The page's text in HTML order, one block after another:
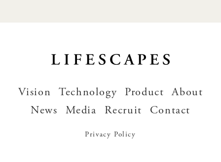
Vision Technology Product
About
News
Media Recruit Contact
Privacy Policy